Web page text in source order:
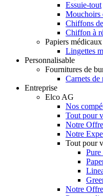
Essuie-tout
Mouchoirs
Chiffons
Chiffon à
Papiers médicaux
Lingettes
Personnalisable
Fournitures de
Carnets de
Entreprise
Elco AG
Nos
Tout pour
Notre
Notre
Tout pour
Notre